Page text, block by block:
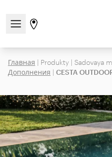
Открыть/закрыть меню
Перейти на
Главная | Produkty | Sadovaya
Дополнения | CESTA